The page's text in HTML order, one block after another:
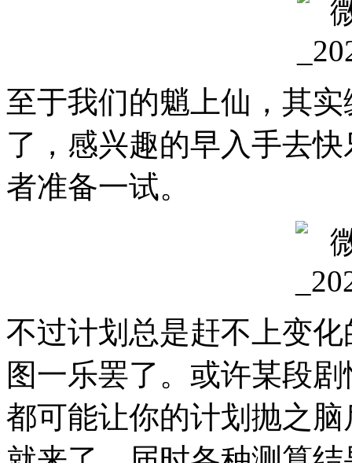
至于我们的魈上仙，其
了，感兴趣的早入手去
者准备一试。
不过计划总是赶不上变
图一乐罢了。或许某段
都可能让你的计划抛之